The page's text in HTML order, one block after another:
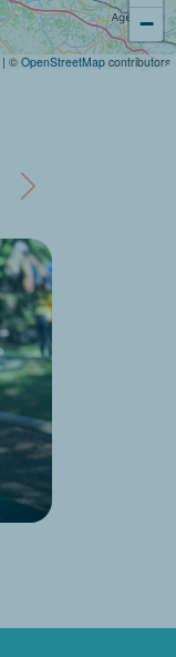
−
| © OpenStreetMap contributors